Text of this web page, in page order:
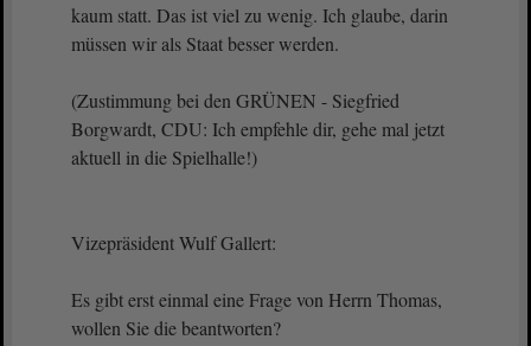
kaum statt. Das ist viel zu wenig. Ich glaube, darin
müssen wir als Staat besser werden.
(Zustimmung bei den GRÜNEN - Siegfried
Borgwardt, CDU: Ich empfehle dir, gehe mal jetzt
aktuell in die Spielhalle!)
Vizepräsident Wulf Gallert:
Es gibt erst einmal eine Frage von Herrn Thomas,
wollen Sie die beantworten?